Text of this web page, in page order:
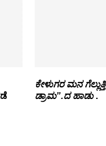
ಕೇಳುಗರ ಮನ
ಡ್ರಾಮ”.ದ ಹಾಡು.